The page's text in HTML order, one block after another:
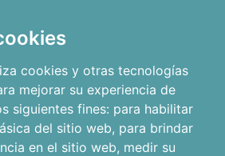
cookies y otras tecnologías
mejorar su experiencia de
siguientes fines: para habilitar
del sitio web, para brindar
en el sitio web, medir su